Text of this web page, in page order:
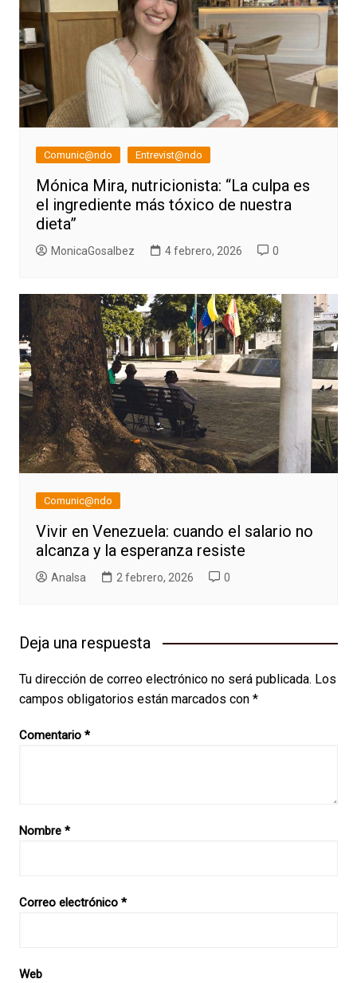
Comunic@ndo Entrevist@ndo
Mónica Mira, nutricionista: “La culpa es
el ingrediente más tóxico de nuestra
dieta”
MonicaGosalbez 4 febrero, 2026 0
Comunic@ndo
Vivir en Venezuela: cuando el salario no
alcanza y la esperanza resiste
AnaIsa 2 febrero, 2026 0
Deja una respuesta
Tu dirección de correo electrónico no será publicada. Los
campos obligatorios están marcados con *
Comentario *
Nombre *
Correo electrónico *
Web